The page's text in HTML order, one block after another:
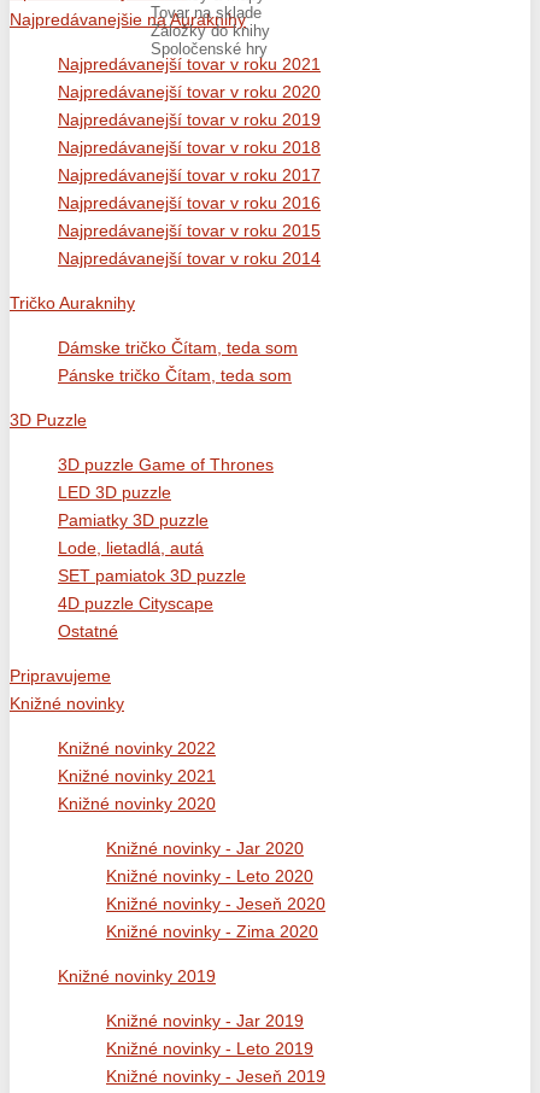
Tovar na sklade
Záložky do knihy
Spoločenské hry
Najpredávanejšie na Auraknihy
Najpredávanejší tovar v roku 2021
Najpredávanejší tovar v roku 2020
Najpredávanejší tovar v roku 2019
Najpredávanejší tovar v roku 2018
Najpredávanejší tovar v roku 2017
Najpredávanejší tovar v roku 2016
Najpredávanejší tovar v roku 2015
Najpredávanejší tovar v roku 2014
Tričko Auraknihy
Dámske tričko Čítam, teda som
Pánske tričko Čítam, teda som
3D Puzzle
3D puzzle Game of Thrones
LED 3D puzzle
Pamiatky 3D puzzle
Lode, lietadlá, autá
SET pamiatok 3D puzzle
4D puzzle Cityscape
Ostatné
Pripravujeme
Knižné novinky
Knižné novinky 2022
Knižné novinky 2021
Knižné novinky 2020
Knižné novinky - Jar 2020
Knižné novinky - Leto 2020
Knižné novinky - Jeseň 2020
Knižné novinky - Zima 2020
Knižné novinky 2019
Knižné novinky - Jar 2019
Knižné novinky - Leto 2019
Knižné novinky - Jeseň 2019